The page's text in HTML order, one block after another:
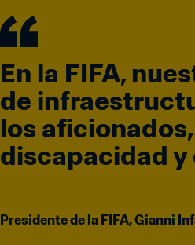
En la FIFA,
de
los
discapacidad
Presidente de la FIFA, Gianni